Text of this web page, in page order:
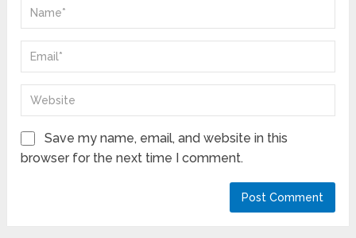
Save my name, email, and website in this
browser for the next time I comment.